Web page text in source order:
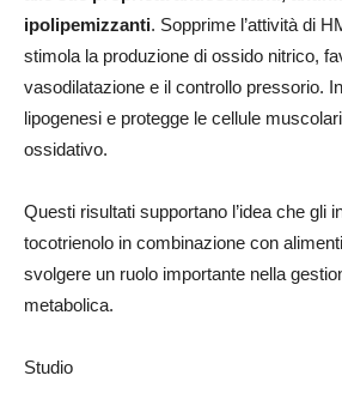
ipolipemizzanti. Sopprime l’attività di
stimola la produzione di ossido nitrico,
vasodilatazione e il controllo pressorio.
lipogenesi e protegge le cellule
ossidativo.
Questi risultati supportano l’idea che gli
tocotrienolo in combinazione con
svolgere un ruolo importante nella
metabolica.
Studio